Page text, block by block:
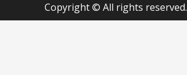
Copyright © All rights reserved.